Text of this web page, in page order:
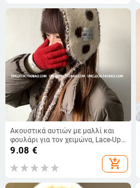
Ακουστικά αυτιών με μαλλί και
φουλάρι για τον χειμώνα, Lace-Up
σχέδιο, μοτίβο polka-dot,
9.08 €
add_shopping_cart